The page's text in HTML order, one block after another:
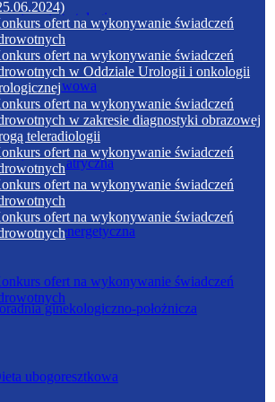
diabetologiczna
geriatryczna
ginekologiczno-położnicza
podstawowa
ubogoenergetyczna
ubogoresztkowa
ofert na wykonywanie świadczeń
ofert na wykonywanie świadczeń
w Oddziale Urologii i onkologii
ofert na wykonywanie świadczeń
w zakresie diagnostyki obrazowej
teleradiologii
ofert na wykonywanie świadczeń
ofert na wykonywanie świadczeń
ofert na wykonywanie świadczeń
ofert na wykonywanie świadczeń